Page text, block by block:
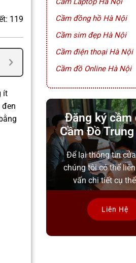
119
ít
Cầm đồng hồ Hà Nội
Cầm sim đẹp Hà Nội
Cầm điện thoại Hà Nội
Cầm đồ Online Hà Nội
Đăng ký cầm
Cầm Đồ
Để lại thông tin
chúng tôi có thể
vấn chi tiết cụ
Liên Hệ